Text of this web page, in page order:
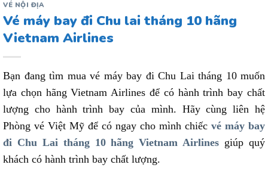
VÉ NỘI ĐỊA
Vé máy bay đi Chu lai tháng 10 hãng
Vietnam Airlines
Bạn đang tìm mua vé máy bay đi Chu Lai tháng 10 muốn
lựa chọn hãng Vietnam Airlines để có hành trình bay chất
lượng cho hành trình bay của mình. Hãy cùng liên hệ
Phòng vé Việt Mỹ để có ngay cho mình chiếc vé máy bay
đi Chu Lai tháng 10 hãng Vietnam Airlines giúp quý
khách có hành trình bay chất lượng.